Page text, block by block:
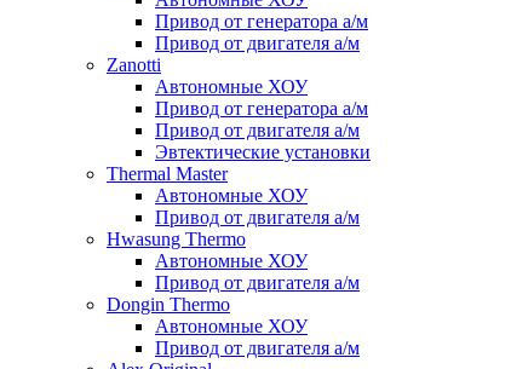
Привод от генератора а/м
Привод от двигателя а/м
Zanotti
Автономные ХОУ
Привод от генератора а/м
Привод от двигателя а/м
Эвтектические установки
Thermal Master
Автономные ХОУ
Привод от двигателя а/м
Hwasung Thermo
Автономные ХОУ
Привод от двигателя а/м
Dongin Thermo
Автономные ХОУ
Привод от двигателя а/м